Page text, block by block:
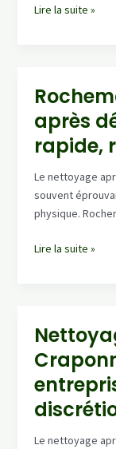
À
nettoyage
après
décès
équipe
certifiée,
protocole
strict
Lire la suite »
après
rapide,
Le nettoyage
souvent
physique.
Rochemaure
intervention
rapide,
résultat
impeccable
Lire la suite »
Le nettoyage